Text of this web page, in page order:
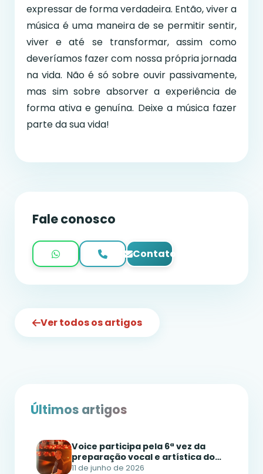
expressar de forma verdadeira. Então, viver a
música é uma maneira de se permitir sentir,
viver e até se transformar, assim como
deveríamos fazer com nossa própria jornada
na vida. Não é só sobre ouvir passivamente,
mas sim sobre absorver a experiência de
forma ativa e genuína. Deixe a música fazer
parte da sua vida!
Fale conosco
Contato
Ver todos os artigos
Últimos artigos
Voice participa pela 6ª vez da
preparação vocal e artística do
Canta Comigo Teen 2026
11 de junho de 2026